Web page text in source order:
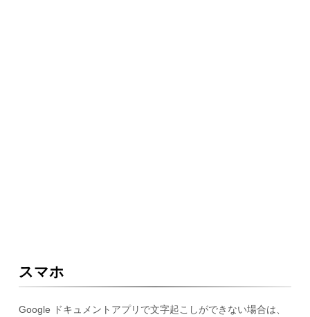
スマホ
Google ドキュメントアプリで文字起こしができない場合は、